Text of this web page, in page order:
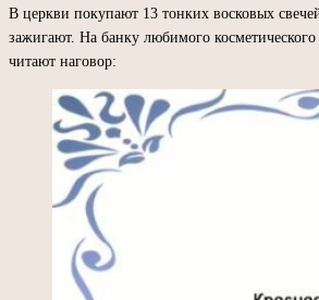
В церкви покупают 13 тонких восковых
зажигают. На банку любимого косметического
читают наговор: